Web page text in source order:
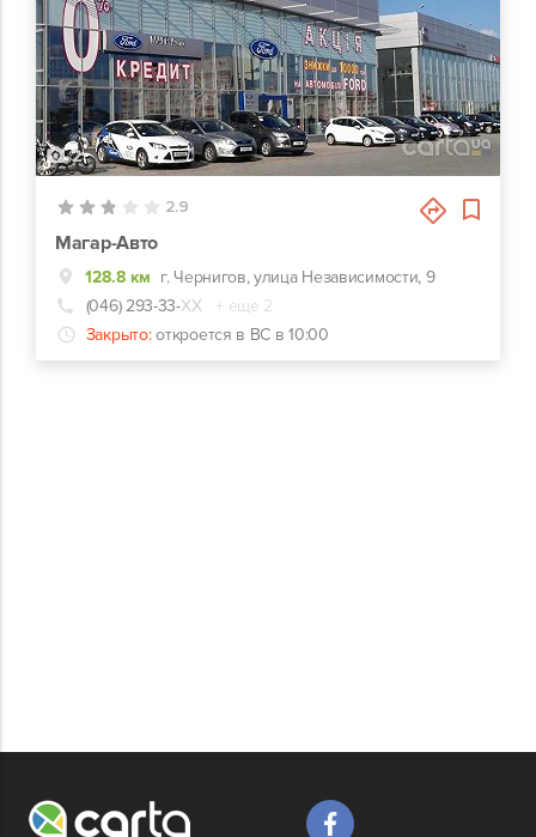
2
2.9
Магар-Авто
128.8 км г. Чернигов, улица Независимости, 9
(046) 293-33-ХХ
+ еще 2
Закрыто: откроется в ВС в 10:00